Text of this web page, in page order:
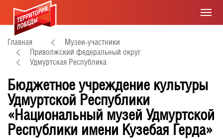
Главная
Музеи-участники
Приволжский федеральный округ
Удмуртская Республика
Бюджетное учреждение культуры
Удмуртской Республики
«Национальный музей Удмуртской
Республики имени Кузебая Герда»